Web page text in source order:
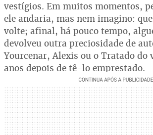
vestígios. Em muitos momentos,
ele andaria, mas nem imagino:
volte; afinal, há pouco tempo,
devolveu outra preciosidade de
Yourcenar, Alexis ou o Tratado do
anos depois de tê-lo emprestado.